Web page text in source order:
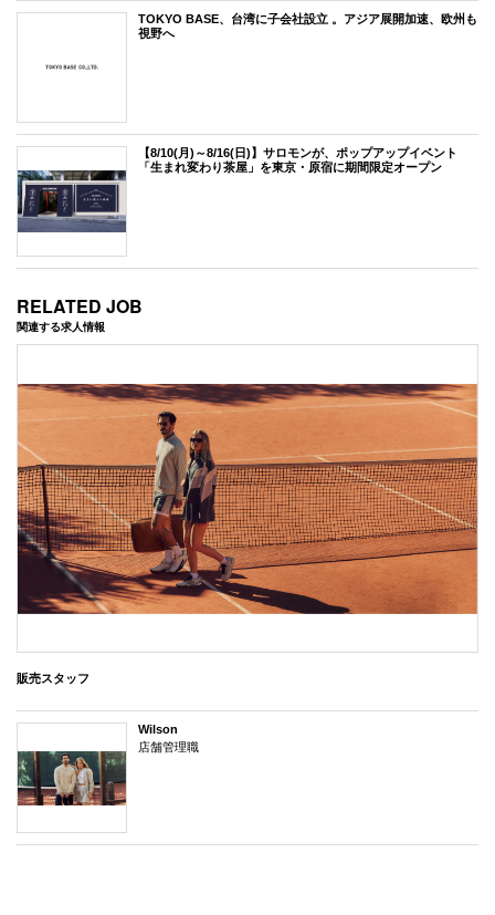
TOKYO BASE、台湾に子会社設立 。アジア展開加速、欧州も
視野へ
【8/10(月)～8/16(日)】サロモンが、ポップアップイベント
「生まれ変わり茶屋」を東京・原宿に期間限定オープン
RELATED JOB
関連する求人情報
販売スタッフ
Wilson
店舗管理職